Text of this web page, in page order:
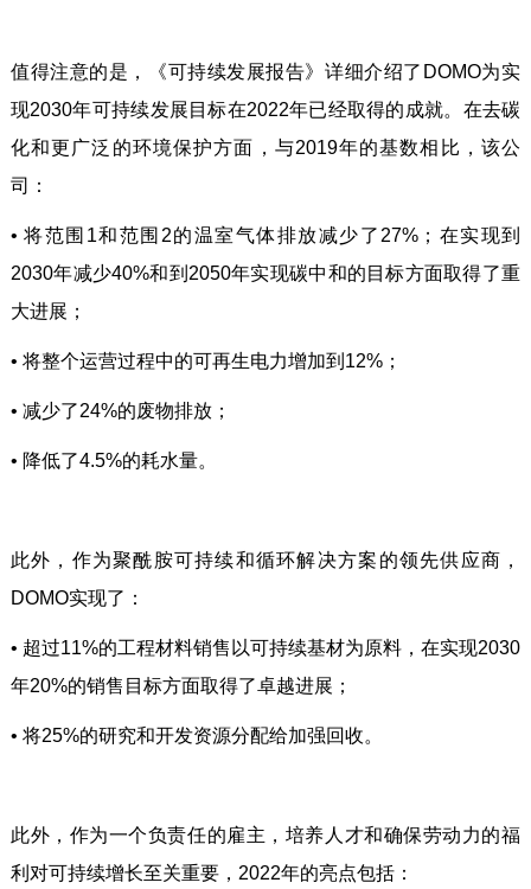
值得注意的是，《可持续发展报告》详细介绍了DOMO为实
现2030年可持续发展目标在2022年已经取得的成就。在去碳
化和更广泛的环境保护方面，与2019年的基数相比，该公
司：
• 将范围1和范围2的温室气体排放减少了27%；在实现到
2030年减少40%和到2050年实现碳中和的目标方面取得了重
大进展；
• 将整个运营过程中的可再生电力增加到12%；
• 减少了24%的废物排放；
• 降低了4.5%的耗水量。
此外，作为聚酰胺可持续和循环解决方案的领先供应商，
DOMO实现了：
• 超过11%的工程材料销售以可持续基材为原料，在实现2030
年20%的销售目标方面取得了卓越进展；
• 将25%的研究和开发资源分配给加强回收。
此外，作为一个负责任的雇主，培养人才和确保劳动力的福
利对可持续增长至关重要，2022年的亮点包括：